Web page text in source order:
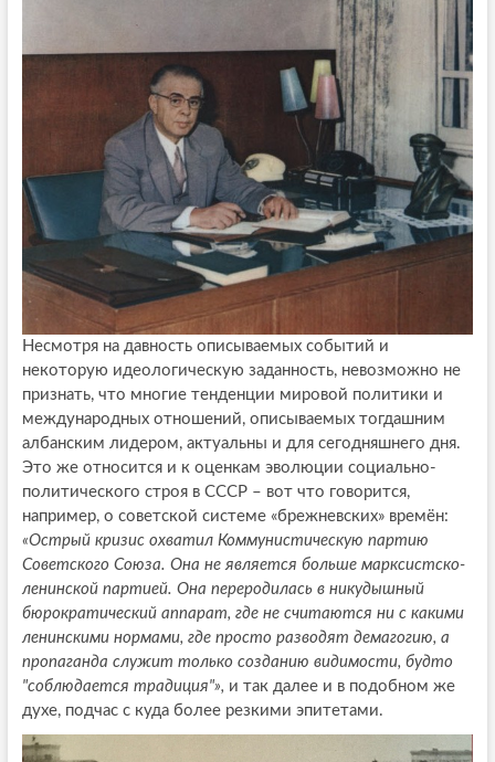
Несмотря на давность описываемых событий и
некоторую идеологическую заданность, невозможно не
признать, что многие тенденции мировой политики и
международных отношений, описываемых тогдашним
албанским лидером, актуальны и для сегодняшнего дня.
Это же относится и к оценкам эволюции социально-
политического строя в СССР – вот что говорится,
например, о советской системе «брежневских» времён:
«Острый кризис охватил Коммунистическую партию
Советского Союза. Она не является больше марксистско-
ленинской партией. Она переродилась в никудышный
бюрократический аппарат, где не считаются ни с какими
ленинскими нормами, где просто разводят демагогию, а
пропаганда служит только созданию видимости, будто
"соблюдается традиция"», и так далее и в подобном же
духе, подчас с куда более резкими эпитетами.